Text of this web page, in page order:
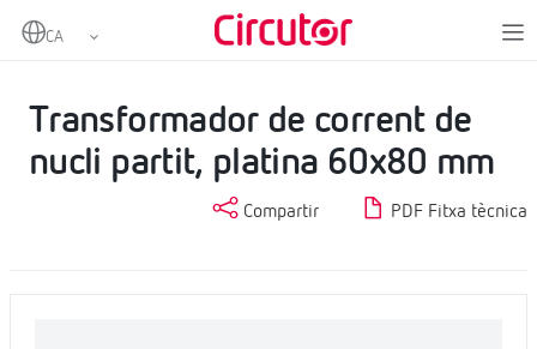
Home
Transformadors de corrent en altern
Transformador de corrent de
nucli partit, platina 60x80 mm
Compartir PDF Fitxa tècnica